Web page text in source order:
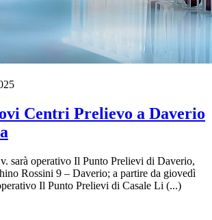
Centri Prelievo a Daverio
sarà operativo Il Punto Prelievi di Daverio,
Rossini 9 – Daverio; a partire da giovedì
Il Punto Prelievi di Casale Li (...)